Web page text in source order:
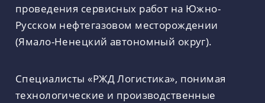
проведения сервисных работ на Южно-
Русском нефтегазовом месторождении
(Ямало-Ненецкий автономный округ).
Специалисты «РЖД Логистика», понимая
технологические и производственные